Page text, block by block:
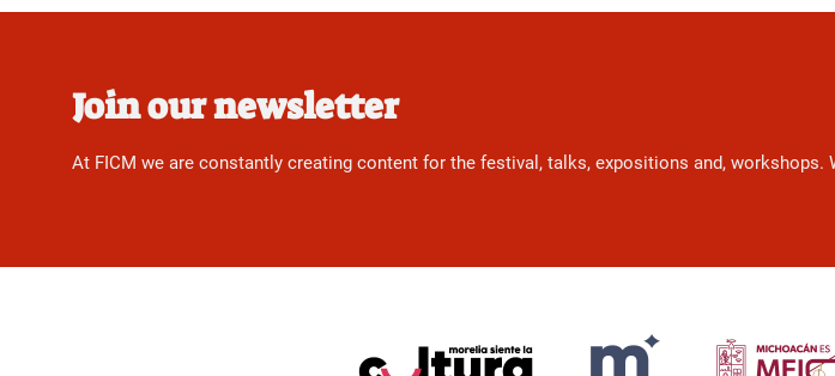
Join our newsletter
At FICM we are constantly creating content for the festival, talks, expositions and,